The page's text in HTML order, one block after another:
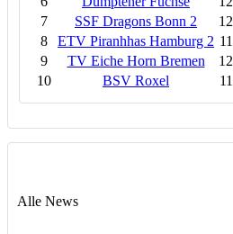
7
SSF Dragons Bonn 2 12
8
ETV Piranhhas Hamburg 2 11
9
TV Eiche Horn Bremen 12
10
BSV Roxel 11
Alle News